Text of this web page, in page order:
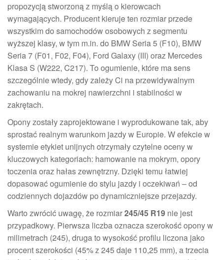
propozycją stworzoną z myślą o kierowcach
wymagających. Producent kieruje ten rozmiar przede
wszystkim do samochodów osobowych z segmentu
wyższej klasy, w tym m.in. do BMW Seria 5 (F10), BMW
Seria 7 (F01, F02, F04), Ford Galaxy (III) oraz Mercedes
Klasa S (W222, C217). To ogumienie, które ma sens
szczególnie wtedy, gdy zależy Ci na przewidywalnym
zachowaniu na mokrej nawierzchni i stabilności w
zakrętach.
Opony zostały zaprojektowane i wyprodukowane tak, aby
sprostać realnym warunkom jazdy w Europie. W efekcie w
systemie etykiet unijnych otrzymały czytelne oceny w
kluczowych kategoriach: hamowanie na mokrym, opory
toczenia oraz hałas zewnętrzny. Dzięki temu łatwiej
dopasować ogumienie do stylu jazdy i oczekiwań – od
codziennych dojazdów po dynamiczniejsze przejazdy.
Warto zwrócić uwagę, że rozmiar245/45 R19 nie jest
przypadkowy. Pierwsza liczba oznacza szerokość opony w
milimetrach (245), druga to wysokość profilu liczona jako
procent szerokości (45% z 245 daje 110,25 mm), a trzecia